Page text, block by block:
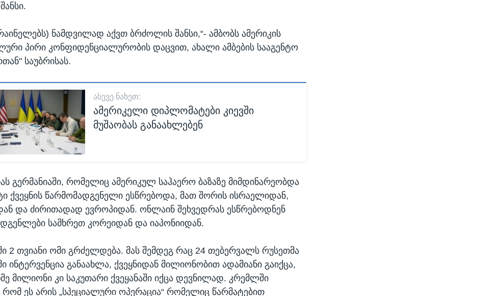
ნამდვილად აქვთ ბრძოლის შანსი,“- ამბობს ამერიკის
პირი კონფიდენციალურობის დაცვით, ახალი ამბების სააგენტო
საუბრისას.
ᲐᲡᲔᲕᲔ ᲜᲐᲮᲔᲗ:
ამერიკელი დიპლომატები კიევში
მუშაობას განაახლებენ
გერმანიაში, რომელიც ამერიკულ საჰაერო ბაზაზე მიმდინარეობდა
ქვეყნის წარმომადგენელი ესწრებოდა, მათ შორის ისრაელიდან,
და ძირითადად ევროპიდან. ონლაინ შეხვედრას ესწრებოდნენ
სამხრეთ კორეიდან და იაპონიიდან.
2 თვიანი ომი გრძელდება. მას შემდეგ რაც 24 თებერვალს რუსეთმა
ინტერვენცია განაახლა, ქვეყნიდან მილიონობით ადამიანი გაიქცა,
მილიონი კი საკუთარი ქვეყანაში იქცა დევნილად. კრემლში
რომ ეს არის „სპეციალური ოპერაცია“ რომელიც წარმატებით